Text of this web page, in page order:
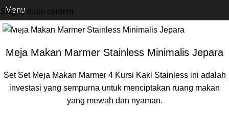
Skip to main content
Menu
Beranda Set Meja Makan
Click to enlarge
Meja Makan Marmer Stainless Minimalis Jepara
Set Set Meja Makan Marmer 4 Kursi Kaki Stainless ini adalah
investasi yang sempurna untuk menciptakan ruang makan
yang mewah dan nyaman.